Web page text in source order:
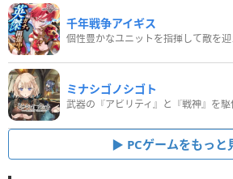
千年戦争アイギス
個性豊かなユニットを指揮して敵を迎
ミナシゴノシゴト
PCゲームをもっと